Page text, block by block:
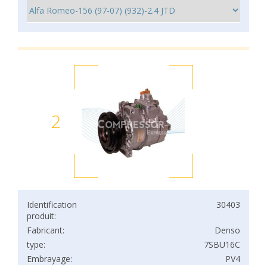
2
Identification
produit:
30403
Fabricant:
Denso
type:
7SBU16C
Embrayage:
PV4